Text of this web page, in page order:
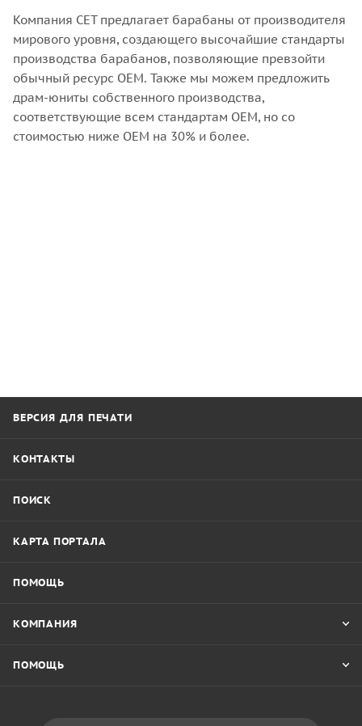
Компания CET предлагает барабаны от производителя
мирового уровня, создающего высочайшие стандарты
производства барабанов, позволяющие превзойти
обычный ресурс OEM. Также мы можем предложить
драм-юниты собственного производства,
соответствующие всем стандартам OEM, но со
стоимостью ниже OEM на 30% и более.
ВЕРСИЯ ДЛЯ ПЕЧАТИ
КОНТАКТЫ
ПОИСК
КАРТА ПОРТАЛА
ПОМОЩЬ
КОМПАНИЯ
ПОМОЩЬ